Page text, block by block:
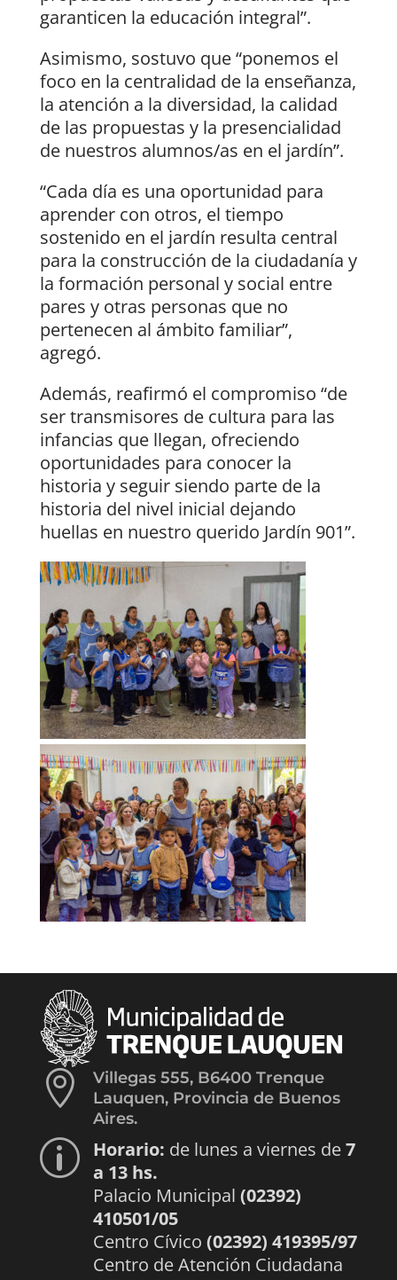
garanticen la educación integral”.
Asimismo, sostuvo que “ponemos el
foco en la centralidad de la enseñanza,
la atención a la diversidad, la calidad
de las propuestas y la presencialidad
de nuestros alumnos/as en el jardín”.
“Cada día es una oportunidad para
aprender con otros, el tiempo
sostenido en el jardín resulta central
para la construcción de la ciudadanía y
la formación personal y social entre
pares y otras personas que no
pertenecen al ámbito familiar”,
agregó.
Además, reafirmó el compromiso “de
ser transmisores de cultura para las
infancias que llegan, ofreciendo
oportunidades para conocer la
historia y seguir siendo parte de la
historia del nivel inicial dejando
huellas en nuestro querido Jardín 901”.

Villegas 555, B6400 Trenque
Lauquen, Provincia de Buenos
Aires.
p Horario: de lunes a viernes de7
a 13 hs.
Palacio Municipal (02392)
410501/05
Centro Cívico (02392) 419395/97
Centro de Atención Ciudadana